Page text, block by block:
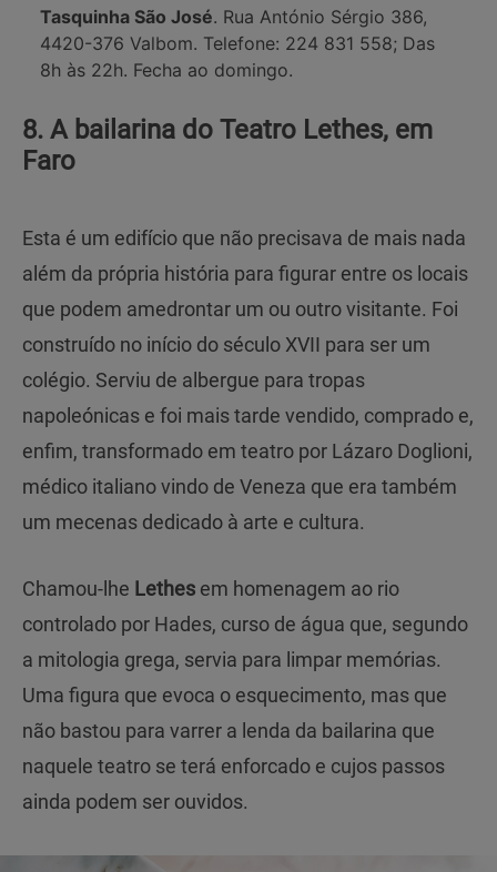
Tasquinha São José. Rua António Sérgio 386,
4420-376 Valbom. Telefone: 224 831 558; Das
8h às 22h. Fecha ao domingo.
8. A bailarina do Teatro Lethes, em
Faro
Esta é um edifício que não precisava de mais nada
além da própria história para figurar entre os locais
que podem amedrontar um ou outro visitante. Foi
construído no início do século XVII para ser um
colégio. Serviu de albergue para tropas
napoleónicas e foi mais tarde vendido, comprado e,
enfim, transformado em teatro por Lázaro Doglioni,
médico italiano vindo de Veneza que era também
um mecenas dedicado à arte e cultura.
Chamou-lhe Lethes em homenagem ao rio
controlado por Hades, curso de água que, segundo
a mitologia grega, servia para limpar memórias.
Uma figura que evoca o esquecimento, mas que
não bastou para varrer a lenda da bailarina que
naquele teatro se terá enforcado e cujos passos
ainda podem ser ouvidos.